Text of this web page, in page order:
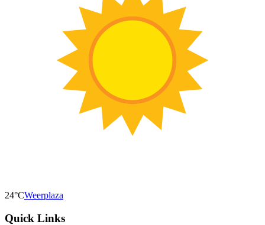
24°CWeerplaza
Quick Links